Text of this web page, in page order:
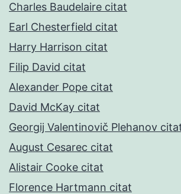
Charles Baudelaire citat
Earl Chesterfield citat
Harry Harrison citat
Filip David citat
Alexander Pope citat
David McKay citat
Georgij Valentinovič Plehanov
August Cesarec citat
Alistair Cooke citat
Florence Hartmann citat